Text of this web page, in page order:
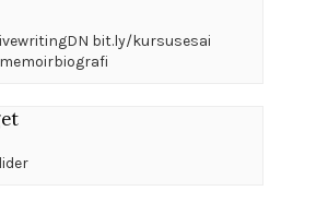
bit.ly/kursusesai